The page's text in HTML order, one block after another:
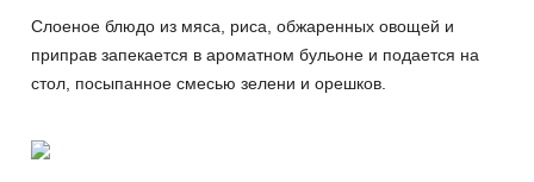
Слоеное блюдо из мяса, риса, обжаренных овощей и
приправ запекается в ароматном бульоне и подается на
стол, посыпанное смесью зелени и орешков.